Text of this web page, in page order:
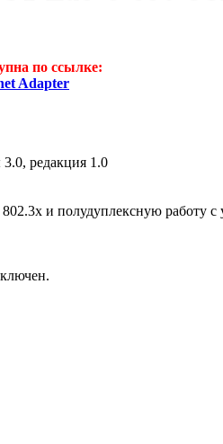
по ссылке:
Adapter
редакция 1.0
и полудуплексную работу